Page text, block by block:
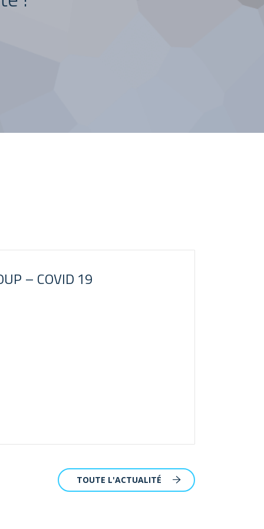
– COVID 19
TOUTE L'ACTUALITÉ